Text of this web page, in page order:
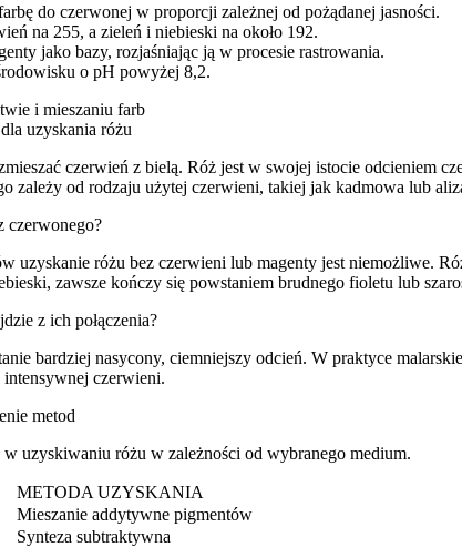
do czerwonej w proporcji zależnej od pożądanej jasności.
na 255, a zieleń i niebieski na około 192.
jako bazy, rozjaśniając ją w procesie rastrowania.
o pH powyżej 8,2.
i mieszaniu farb
uzyskania różu
czerwień z bielą. Róż jest w swojej istocie odcieniem
zależy od rodzaju użytej czerwieni, takiej jak kadmowa lub
czerwonego?
uzyskanie różu bez czerwieni lub magenty jest niemożliwe.
zawsze kończy się powstaniem brudnego fioletu lub
z ich połączenia?
bardziej nasycony, ciemniejszy odcień. W praktyce
czerwieni.
metod
w uzyskiwaniu różu w zależności od wybranego medium.
METODA UZYSKANIA
Mieszanie addytywne pigmentów
Synteza subtraktywna